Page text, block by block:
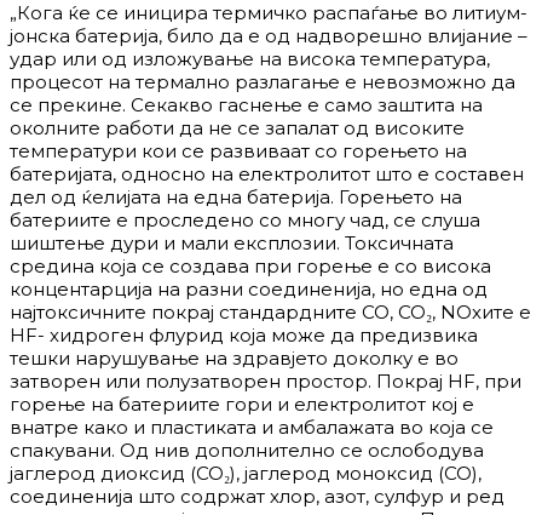
„Кога ќе се иницира термичко распаѓање во литиум-
јонска батерија, било да е од надворешно влијание –
удар или од изложување на висока температура,
процесот на термално разлагање е невозможно да
се прекине. Секакво гаснење е само заштита на
околните работи да не се запалат од високите
температури кои се развиваат со горењето на
батеријата, односно на електролитот што е составен
дел од ќелијата на една батерија. Горењето на
батериите е проследено со многу чад, се слуша
шиштење дури и мали експлозии. Токсичната
средина која се создава при горење е со висока
концентарција на разни соединенија, но една од
најтоксичните покрај стандардните CO, CO₂, NOxите е
HF- хидроген флурид која може да предизвика
тешки нарушување на здравјето доколку е во
затворен или полузатворен простор. Покрај HF, при
горење на батериите гори и електролитот кој е
внатре како и пластиката и амбалажата во која се
спакувани. Од нив дополнително се ослободува
јаглерод диоксид (CO₂), јаглерод моноксид (CO),
соединенија што содржат хлор, азот, сулфур и ред